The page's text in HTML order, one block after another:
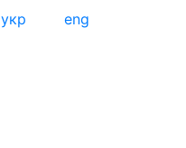
укр eng